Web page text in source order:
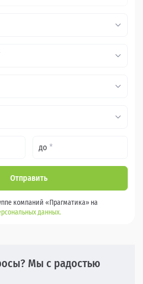
до
Отправить
компаний «Прагматика» на
данных.
Мы с радостью